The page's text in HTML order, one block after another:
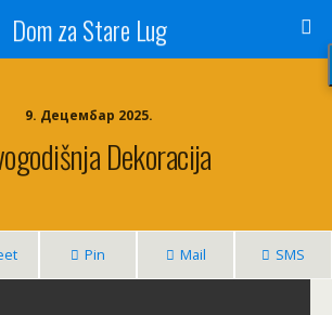
Dom za Stare Lug
9. Децембар 2025.
Dekoracija
Pin Mail SMS